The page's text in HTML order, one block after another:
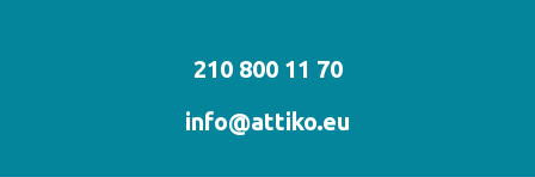
210 800 11 70
info@attiko.eu